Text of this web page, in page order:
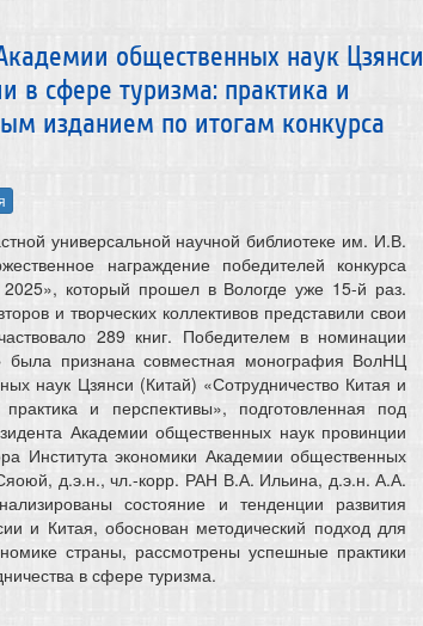
общественных наук Цзянси
в сфере туризма: практика и
изданием по итогам конкурса
универсальной научной библиотеке им. И.В.
награждение победителей конкурса
2025», который прошел в Вологде уже 15-й раз.
и творческих коллективов представили свои
289 книг. Победителем в номинации
была признана совместная монография ВолНЦ
наук Цзянси (Китай) «Сотрудничество Китая и
и перспективы», подготовленная под
Академии общественных наук провинции
Института экономики Академии общественных
д.э.н., чл.-корр. РАН В.А. Ильина, д.э.н. А.А.
состояние и тенденции развития
и Китая, обоснован методический подход для
страны, рассмотрены успешные практики
в сфере туризма.